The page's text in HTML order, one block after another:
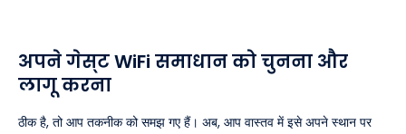
अपने गेस्ट WiFi समाधान को चुनना और
लागू करना
ठीक है, तो आप तकनीक को समझ गए हैं। अब, आप वास्तव में इसे अपने स्थान पर